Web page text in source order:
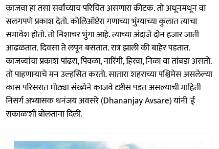
काजवा हा तसा सर्वांच्याच परिचित असणारा कीटक. तो अधूनमधून वा
सलगपणे प्रकाश देतो. कोलिऑप्टेरा गणाच्या भुंग्याच्या कुलात त्याचा
समावेश होतो. तो निशाचर भुंगा आहे. त्याच्या अंदाजे दोन हजार जाती
आढळतात. दिवसा ते लपून बसतात. रात्र झाली की बाहेर पडतात.
काजव्यांचा प्रकाश पांढरा, पिवळा, नारिंगी, हिरवा, निळा वा तांबडा असतो.
तो पाहणाऱ्याचे मन उल्हसित करतो. सातारा शहराच्या पश्चिमेस असलेल्या
कास परिसरात मोठ्या संख्येने काजवे दृष्टीस पडत असल्याची माहिती
निसर्ग अभ्यासक धनंजय अवसरे (Dhananjay Avsare) यांनी 'ई
सकाळ'शी बोलताना दिली.